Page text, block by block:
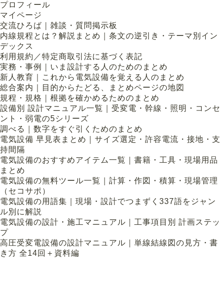
プロフィール
マイページ
交流ひろば｜雑談・質問掲示板
内線規程とは？解説まとめ｜条文の逆引き・テーマ別イン
デックス
利用規約／特定商取引法に基づく表記
実務・事例｜いま設計する人のためのまとめ
新人教育｜これから電気設備を覚える人のまとめ
総合案内｜目的からたどる、まとめページの地図
規程・規格｜根拠を確かめるためのまとめ
設備別 設計マニュアル一覧｜受変電・幹線・照明・コンセ
ント・弱電の5シリーズ
調べる｜数字をすぐ引くためのまとめ
電気設備 早見表まとめ｜サイズ選定・許容電流・接地・支
持間隔
電気設備のおすすめアイテム一覧｜書籍・工具・現場用品
まとめ
電気設備の無料ツール一覧｜計算・作図・積算・現場管理
（セコサポ）
電気設備の用語集｜現場・設計でつまずく337語をジャン
ル別に解説
電気設備の設計・施工マニュアル｜工事項目別 計画ステッ
プ
高圧受変電設備の設計マニュアル｜単線結線図の見方・書
き方 全14回＋資料編